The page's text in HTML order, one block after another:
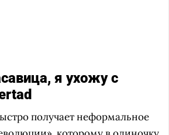
я ухожу с
получает неформальное